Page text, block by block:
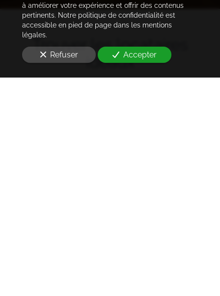
Trouver les locataires
idéaux
à améliorer votre expérience et offrir des contenus
pertinents. Notre politique de confidentialité est
accessible en pied de page dans les mentions
légales.
Refuser Accepter